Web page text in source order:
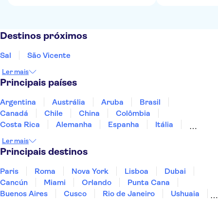
Destinos próximos
Sal São Vicente
Ler mais
Principais países
Argentina Austrália Aruba
Brasil
Canadá
Chile China
Colômbia
Costa Rica
Alemanha Espanha
Itália
Panamá
Peru
Ler mais
Principais destinos
Paris Roma Nova York Lisboa
Dubai
Cancún
Miami Orlando
Punta Cana
Buenos Aires
Cusco Rio de Janeiro
Ushuaia